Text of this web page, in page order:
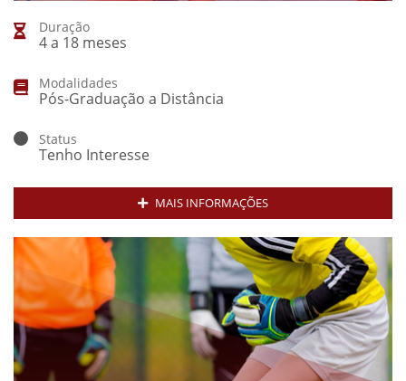
Duração
4 a 18 meses
Modalidades
Pós-Graduação a Distância
Status
Tenho Interesse
MAIS INFORMAÇÕES